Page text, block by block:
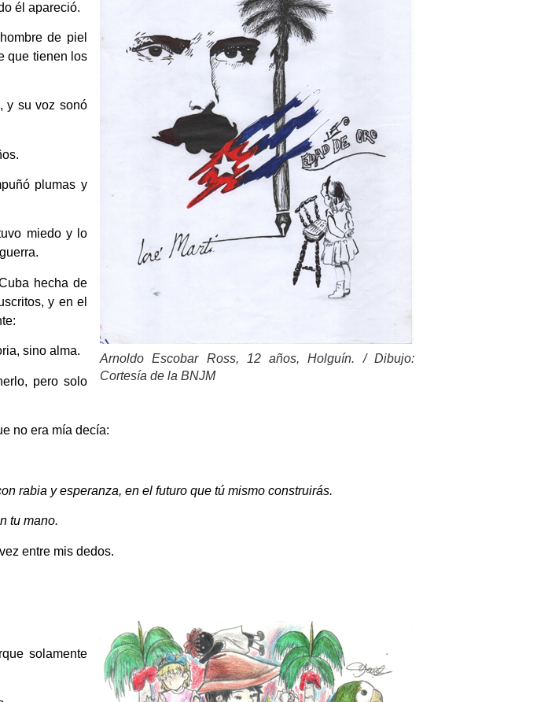
Arnoldo Escobar Ross, 12 años, Holguín. / Dibujo:
Cortesía de la BNJM
él apareció.
de piel
que tienen los
y su voz sonó
plumas y
miedo y lo
hecha de
y en el
sino alma.
pero solo
no era mía decía:
rabia y esperanza, en el futuro que tú mismo construirás.
tu mano.
entre mis dedos.
solamente